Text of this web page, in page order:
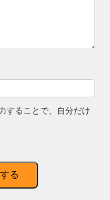
することで、自分だけ
る